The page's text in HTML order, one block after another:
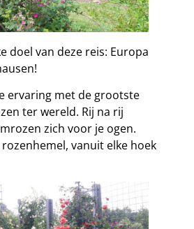
doel van deze reis: Europa
ervaring met de grootste
ter wereld. Rij na rij
zich voor je ogen.
vanuit elke hoek